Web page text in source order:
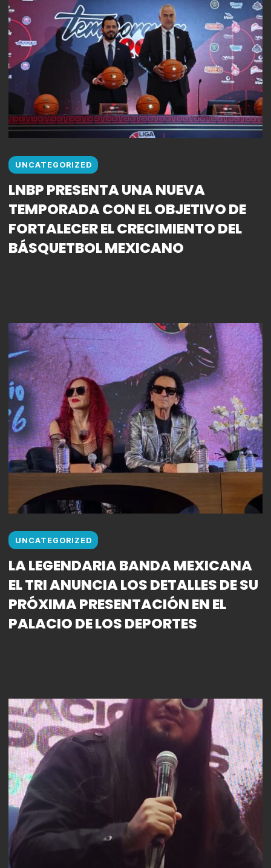
UNCATEGORIZED
LNBP PRESENTA UNA NUEVA
TEMPORADA CON EL OBJETIVO DE
FORTALECER EL CRECIMIENTO DEL
BÁSQUETBOL MEXICANO
UNCATEGORIZED
LA LEGENDARIA BANDA MEXICANA
EL TRI ANUNCIA LOS DETALLES DE SU
PRÓXIMA PRESENTACIÓN EN EL
PALACIO DE LOS DEPORTES